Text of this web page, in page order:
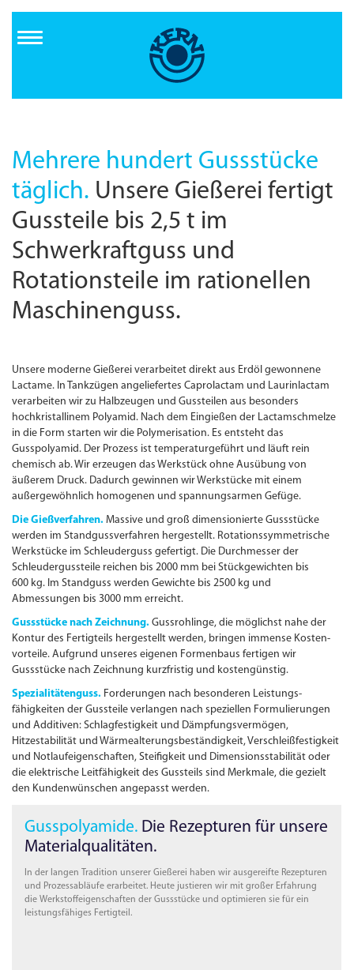
Inhalt
Mehrere hundert Gussstücke
täglich. Unsere Gießerei fertigt
Gussteile bis 2,5 t im
Schwerkraftguss und
Rotationsteile im rationellen
Maschinenguss.
Unsere moderne Gießerei verarbeitet direkt aus Erdöl gewonnene
Lactame. In Tankzügen angeliefertes Caprolactam und Laurinlactam
verarbeiten wir zu Halbzeugen und Gussteilen aus besonders
hochkristallinem Polyamid. Nach dem Eingießen der Lactamschmelze
in die Form starten wir die Polymerisation. Es entsteht das
Gusspolyamid. Der Prozess ist temperaturgeführt und läuft rein
chemisch ab. Wir erzeugen das Werkstück ohne Ausübung von
äußerem Druck. Dadurch gewinnen wir Werkstücke mit einem
außergewöhnlich homogenen und spannungsarmen Gefüge.
Die Gießverfahren. Massive und groß dimensionierte Gussstücke
werden im Standgussverfahren hergestellt. Rotationssymmetrische
Werkstücke im Schleuder­guss gefertigt. Die Durch­messer der
Schleuder­gussteile reichen bis 2000 mm bei Stückgewichten bis
600 kg. Im Standguss werden Gewichte bis 2500 kg und
Abmessungen bis 3000 mm erreicht.
Gussstücke nach Zeichnung. Guss­rohlinge, die möglichst nahe der
Kontur des Fertigteils hergestellt werden, bringen immense Kosten­
vorteile. Aufgrund unseres eigenen Formenbaus fertigen wir
Gussstücke nach Zeichnung kurzfristig und kostengünstig.
Spezialitätenguss. Forderungen nach besonderen Leistungs­
fähigkeiten der Gussteile verlangen nach speziellen Formulierungen
und Additiven: Schlagfestigkeit und Dämpfungs­vermögen,
Hitzestabilität und Wärmealterungs­beständigkeit, Verschleißfestigkeit
und Notlaufeigenschaften, Steifigkeit und Dimensionsstabilität oder
die elektrische Leitfähigkeit des Gussteils sind Merkmale, die gezielt
den Kundenwünschen angepasst werden.
Gusspolyamide. Die Rezepturen für unsere
Materialqualitäten.
In der langen Tradition unserer Gießerei haben wir ausgereifte Rezepturen
und Prozessabläufe erarbeitet. Heute justieren wir mit großer Erfahrung
die Werkstoffeigenschaften der Gussstücke und optimieren sie für ein
leistungs­fähiges Fertigteil.